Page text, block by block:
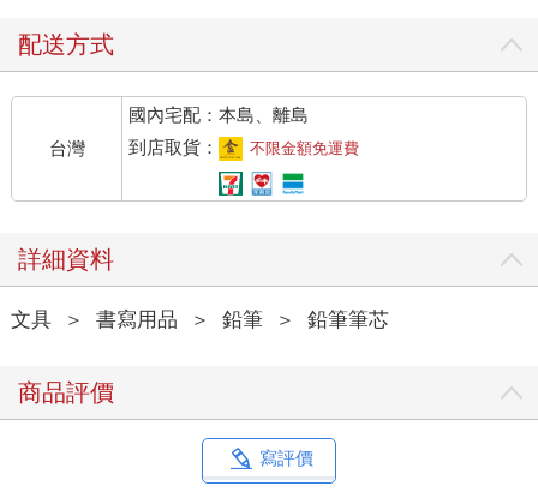
配送方式
台灣
國內宅配：本島、離島
到店取貨：
不限金額免運費
詳細資料
文具 ＞ 書寫用品 ＞ 鉛筆 ＞ 鉛筆筆芯
商品評價
寫評價